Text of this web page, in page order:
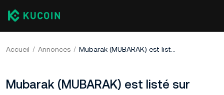
Accueil Annonces Mubarak (MUBARAK) est listé sur KuCoin !
Mubarak (MUBARAK) est listé sur